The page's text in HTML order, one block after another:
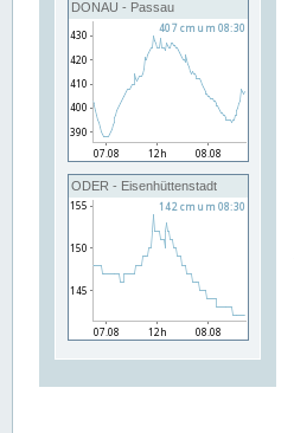
DONAU - Passau
ODER - Eisenhüttenstadt